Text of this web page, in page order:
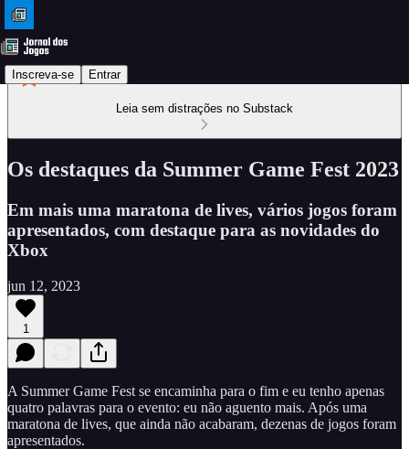
Inscreva-se Entrar
Leia sem distrações no Substack
Os destaques da Summer Game Fest 2023
Em mais uma maratona de lives, vários jogos foram
apresentados, com destaque para as novidades do
Xbox
jun 12, 2023
1
A Summer Game Fest se encaminha para o fim e eu tenho apenas
quatro palavras para o evento: eu não aguento mais. Após uma
maratona de lives, que ainda não acabaram, dezenas de jogos foram
apresentados.